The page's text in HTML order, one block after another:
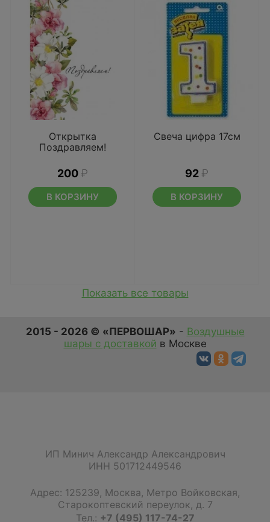
Открытка
Поздравляем!
200 ₽
В КОРЗИНУ
Свеча цифра 17см
92 ₽
В КОРЗИНУ
Показать все товары
2015 - 2026 © «ПЕРВОШАР» - Воздушные
шары с доставкой в Москве
ИП Минич Александр Александрович
ИНН 501712449546
Адрес: 125239, Москва, Метро Войковская,
Старокоптевский переулок, д. 7
Тел.: +7 (495) 117-74-27